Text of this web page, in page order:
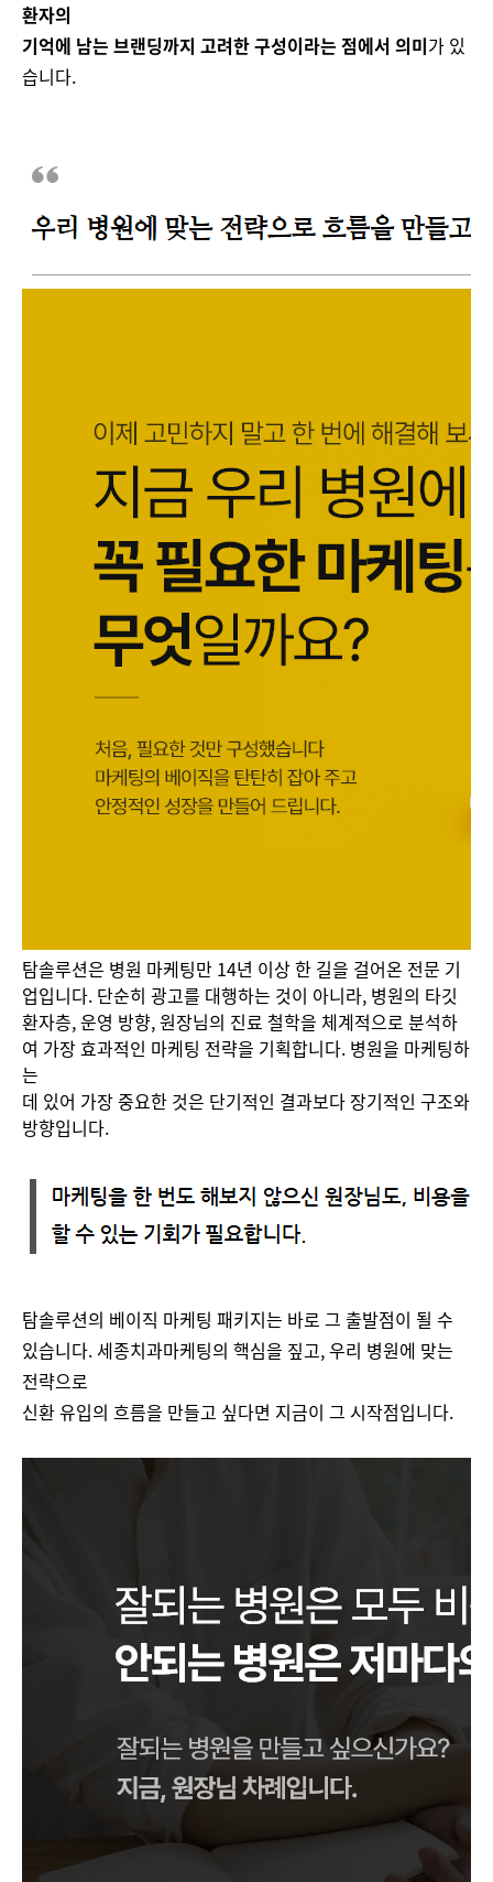
환자의
기억에 남는 브랜딩까지 고려한 구성이라는 점에서 의미가 있
습니다.
탐솔루션은 병원 마케팅만 14년 이상 한 길을 걸어온 전문 기
업입니다. 단순히 광고를 대행하는 것이 아니라, 병원의 타깃
환자층, 운영 방향, 원장님의 진료 철학을 체계적으로 분석하
여 가장 효과적인 마케팅 전략을 기획합니다. 병원을 마케팅하
는
데 있어 가장 중요한 것은 단기적인 결과보다 장기적인 구조와
방향입니다.
탐솔루션의 베이직 마케팅 패키지는 바로 그 출발점이 될 수
있습니다. 세종치과마케팅의 핵심을 짚고, 우리 병원에 맞는
전략으로
신환 유입의 흐름을 만들고 싶다면 지금이 그 시작점입니다.